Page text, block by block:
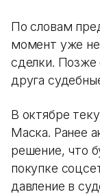
По словам
момент уже не
сделки. Позже
друга
В октябре
Маска. Ранее
решение, что
покупке
давление в